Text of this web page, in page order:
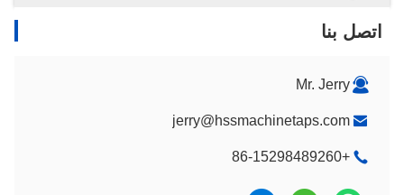
اتصل بنا
Mr. Jerry
jerry@hssmachinetaps.com
+86-15298489260